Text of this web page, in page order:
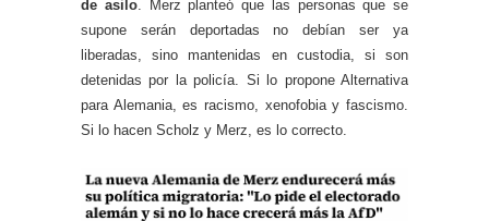
de asilo. Merz planteó que las personas que se
supone serán deportadas no debían ser ya
liberadas, sino mantenidas en custodia, si son
detenidas por la policía. Si lo propone Alternativa
para Alemania, es racismo, xenofobia y fascismo.
Si lo hacen Scholz y Merz, es lo correcto.